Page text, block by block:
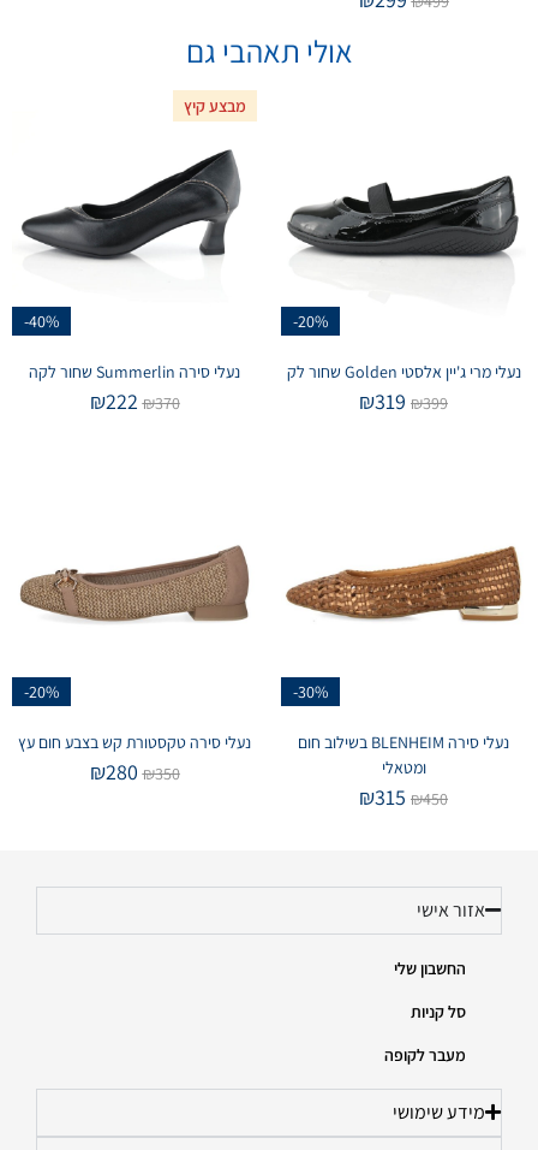
אולי תאהבי גם
-20%
נעלי מרי ג'יין אלסטי Golden שחור לק
₪399
₪319
מבצע קיץ
-40%
נעלי סירה Summerlin שחור לקה
₪370
₪222
-30%
נעלי סירה BLENHEIM בשילוב חום
ומטאלי
₪450
₪315
-20%
נעלי סירה טקסטורת קש בצבע חום עץ
₪350
₪280
אזור אישי
החשבון שלי
סל קניות
מעבר לקופה
מידע שימושי